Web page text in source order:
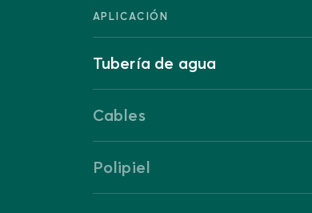
APLICACIÓN
Tubería de agua
Cables
Polipiel